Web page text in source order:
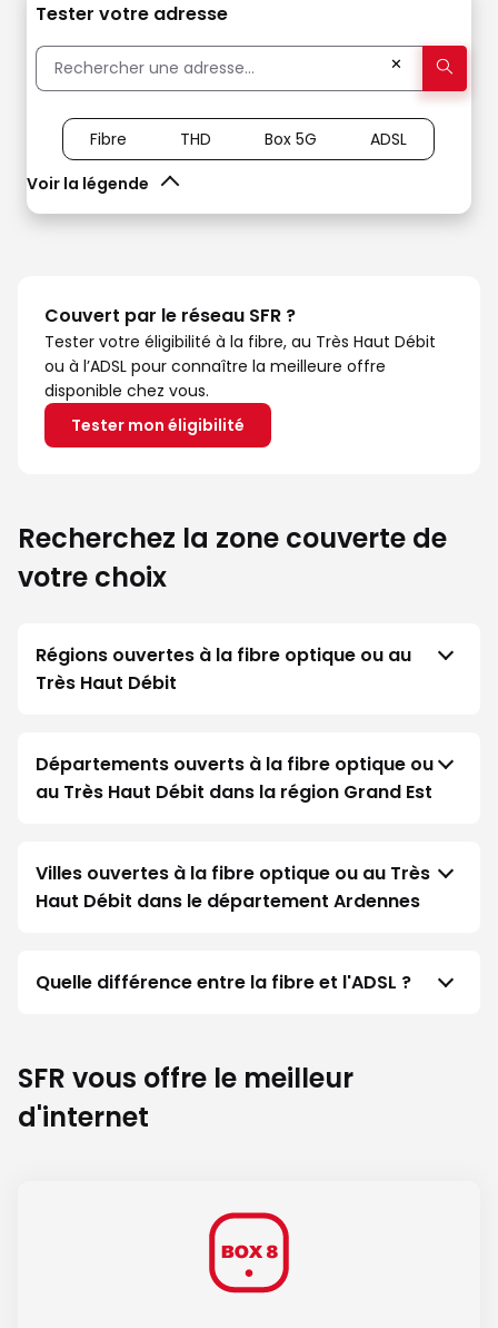
Tester votre adresse
✕
Voir la légende
Fibre THD Box 5G ADSL
Couvert par le réseau SFR ?
Tester votre éligibilité à la fibre, au Très Haut Débit
ou à l’ADSL pour connaître la meilleure offre
disponible chez vous.
Tester mon éligibilité
Recherchez la zone couverte de
votre choix
Régions ouvertes à la fibre optique ou au
Très Haut Débit
Départements ouverts à la fibre optique ou
au Très Haut Débit dans la région Grand Est
Villes ouvertes à la fibre optique ou au Très
Haut Débit dans le département Ardennes
Quelle différence entre la fibre et l'ADSL ?
SFR vous offre le meilleur
d'internet